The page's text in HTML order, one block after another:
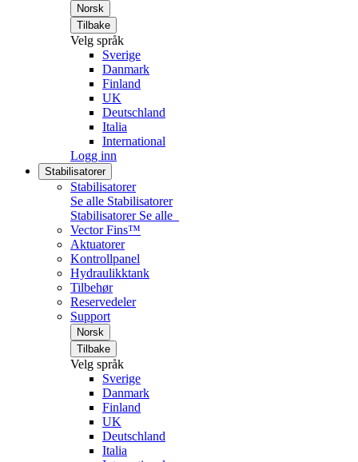
Norsk
Tilbake
Velg språk
Sverige
Danmark
Finland
UK
Deutschland
Italia
International
Logg inn
Stabilisatorer
Stabilisatorer
Se alle Stabilisatorer
Stabilisatorer Se alle
Vector Fins™
Aktuatorer
Kontrollpanel
Hydraulikktank
Tilbehør
Reservedeler
Support
Norsk
Tilbake
Velg språk
Sverige
Danmark
Finland
UK
Deutschland
Italia